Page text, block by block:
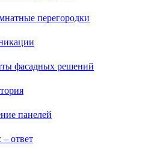
перегородки
фасадных решений
панелей
ответ